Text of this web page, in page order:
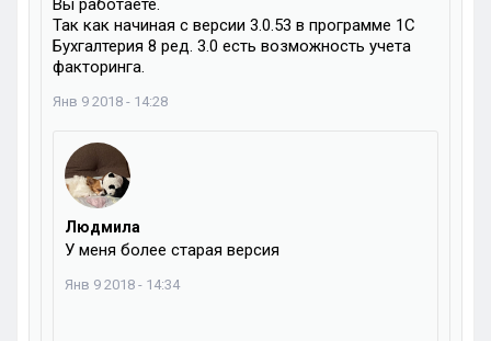
Вы работаете.
Так как начиная с версии 3.0.53 в программе 1С
Бухгалтерия 8 ред. 3.0 есть возможность учета
факторинга.
Янв 9 2018 - 14:28
Людмила
У меня более старая версия
Янв 9 2018 - 14:34